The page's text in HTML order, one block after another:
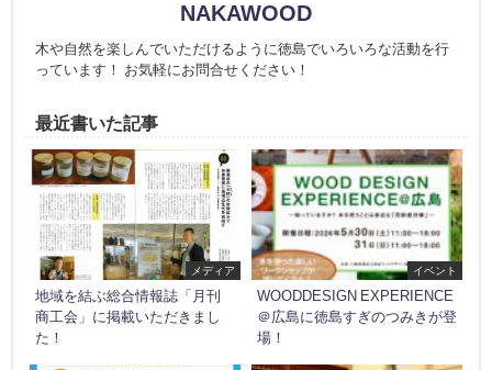
NAKAWOOD
木や自然を楽しんでいただけるように徳島でいろいろな活動を行
っています！ お気軽にお問合せください！
最近書いた記事
メディア
地域を結ぶ総合情報誌「月刊
商工会」に掲載いただきまし
た！
イベント
WOODDESIGN EXPERIENCE
＠広島に徳島すぎのつみきが登
場！